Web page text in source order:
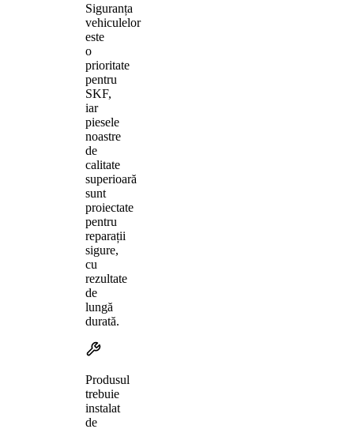
Siguranța
vehiculelor
este
o
prioritate
pentru
SKF,
iar
piesele
noastre
de
calitate
superioară
sunt
proiectate
pentru
reparații
sigure,
cu
rezultate
de
lungă
durată.
Produsul
trebuie
instalat
de